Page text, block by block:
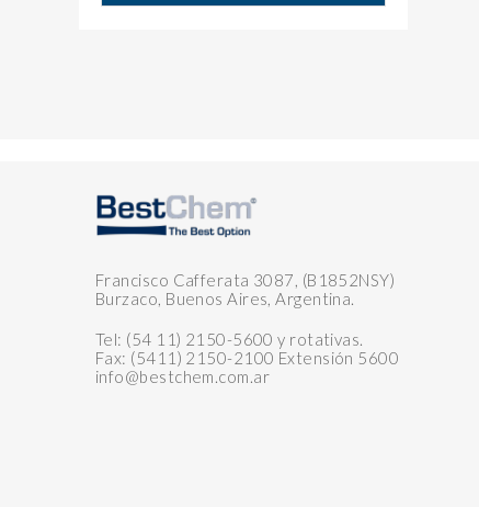
Francisco Cafferata 3087, (B1852NSY)
Burzaco, Buenos Aires, Argentina.
Tel: (54 11) 2150-5600 y rotativas.
Fax: (5411) 2150-2100 Extensión 5600
info@bestchem.com.ar